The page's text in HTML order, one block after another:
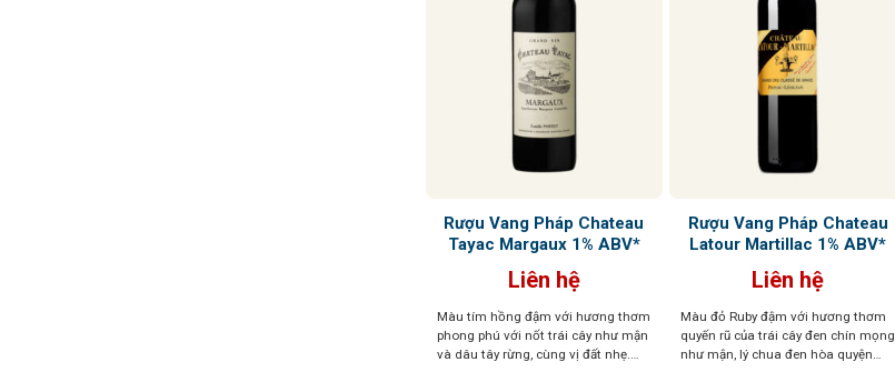
Rượu Vang Pháp Chateau
Tayac Margaux 1% ABV*
Liên hệ
Màu tím hồng đậm với hương thơm
phong phú với nốt trái cây như mận
và dâu tây rừng, cùng vị đất nhẹ.
Rượu Vang Pháp Chateau
Latour Martillac 1% ABV*
Liên hệ
Màu đỏ Ruby đậm với hương thơm
quyến rũ của trái cây đen chín mọng
như mận, lý chua đen hòa quyện